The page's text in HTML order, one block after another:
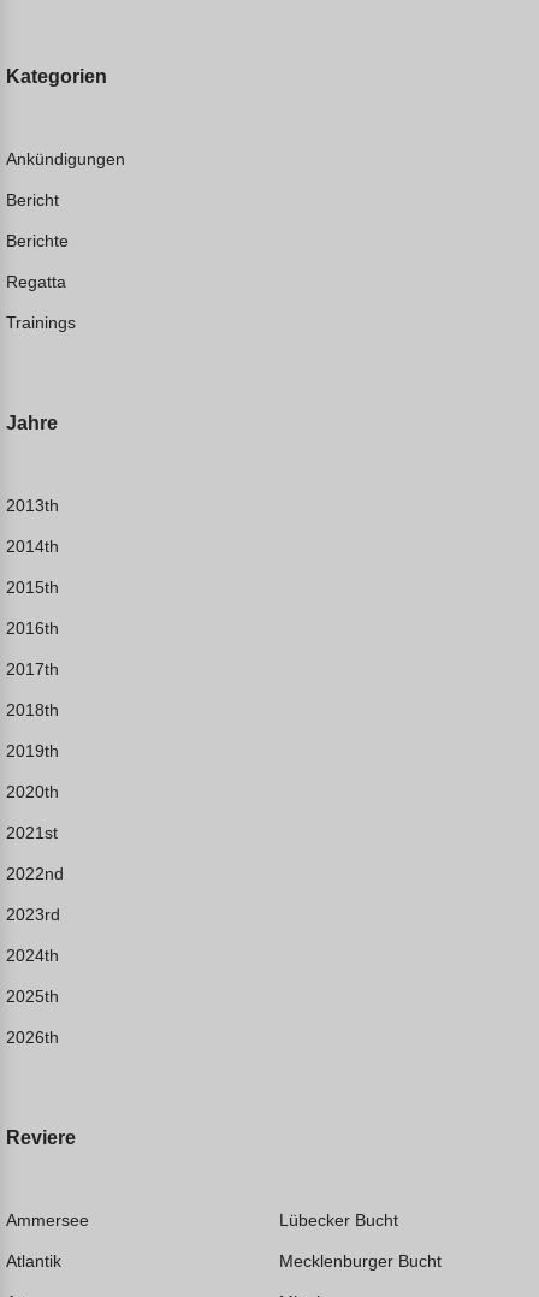
Kategorien
Ankündigungen
Bericht
Berichte
Regatta
Trainings
Jahre
2013th
2014th
2015th
2016th
2017th
2018th
2019th
2020th
2021st
2022nd
2023rd
2024th
2025th
2026th
Reviere
Ammersee
Atlantik
Lübecker Bucht
Mecklenburger Bucht